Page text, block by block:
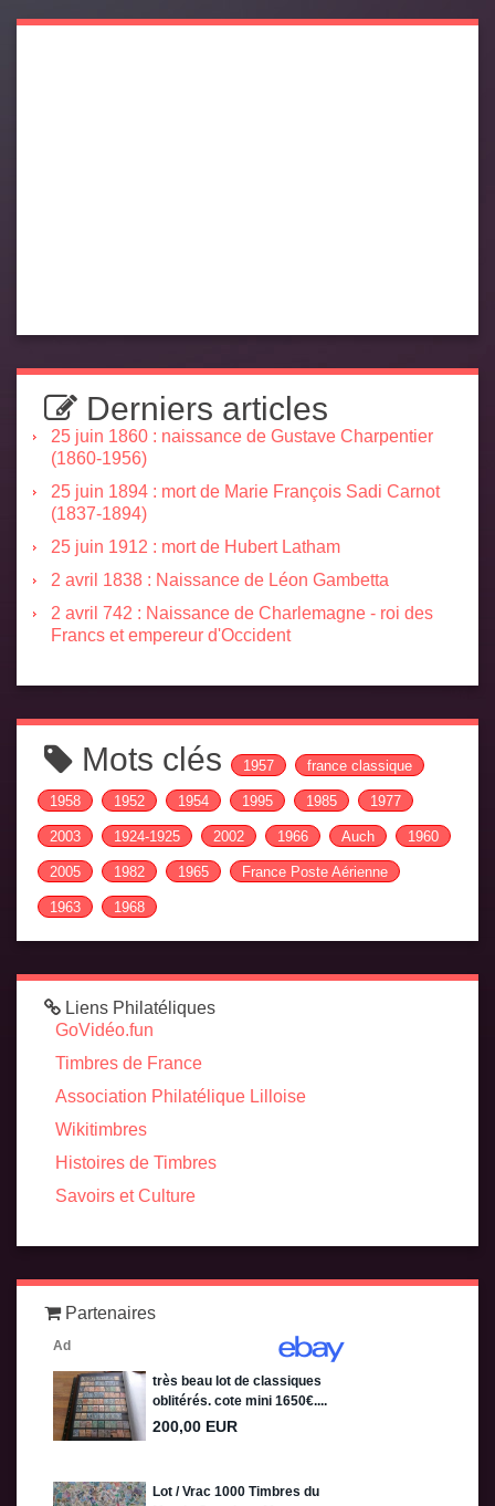
Derniers articles
25 juin 1860 : naissance de Gustave Charpentier
(1860-1956)
25 juin 1894 : mort de Marie François Sadi Carnot
(1837-1894)
25 juin 1912 : mort de Hubert Latham
2 avril 1838 : Naissance de Léon Gambetta
2 avril 742 : Naissance de Charlemagne - roi des
Francs et empereur d'Occident
Mots clés 1957 france classique
1958 1952 1954 1995 1985 1977
2003 1924-1925 2002 1966 Auch 1960
2005 1982 1965 France Poste Aérienne
1963 1968
Liens Philatéliques
GoVidéo.fun
Timbres de France
Association Philatélique Lilloise
Wikitimbres
Histoires de Timbres
Savoirs et Culture
Partenaires